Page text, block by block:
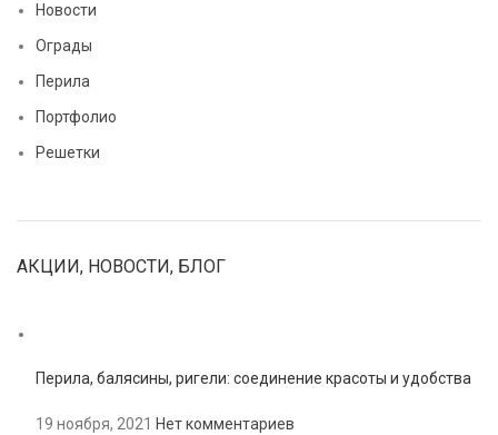
Новости
Ограды
Перила
Портфолио
Решетки
АКЦИИ, НОВОСТИ, БЛОГ
Перила, балясины, ригели: соединение красоты и удобства
19 ноября, 2021 Нет комментариев